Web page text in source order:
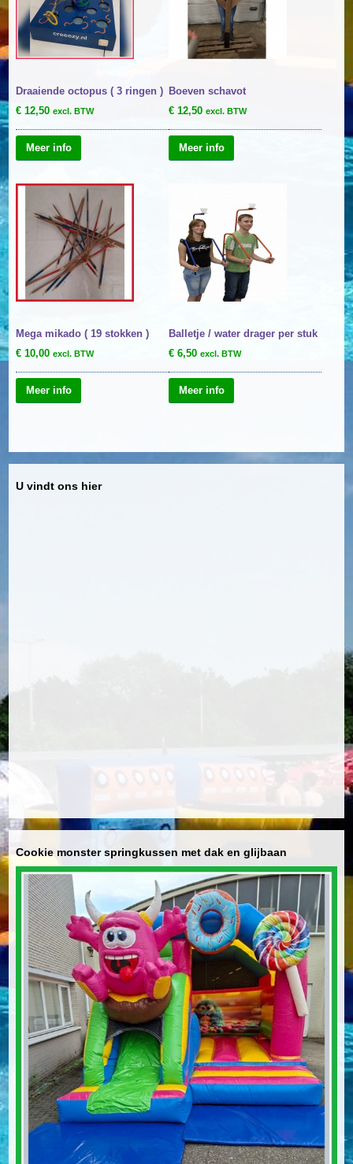
Draaiende octopus ( 3 ringen )
€12,50 excl. BTW
Meer info
Boeven schavot
€12,50 excl. BTW
Meer info
Mega mikado ( 19 stokken )
€10,00 excl. BTW
Meer info
Balletje / water drager per stuk
€6,50 excl. BTW
Meer info
U vindt ons hier
Cookie monster springkussen met dak en glijbaan